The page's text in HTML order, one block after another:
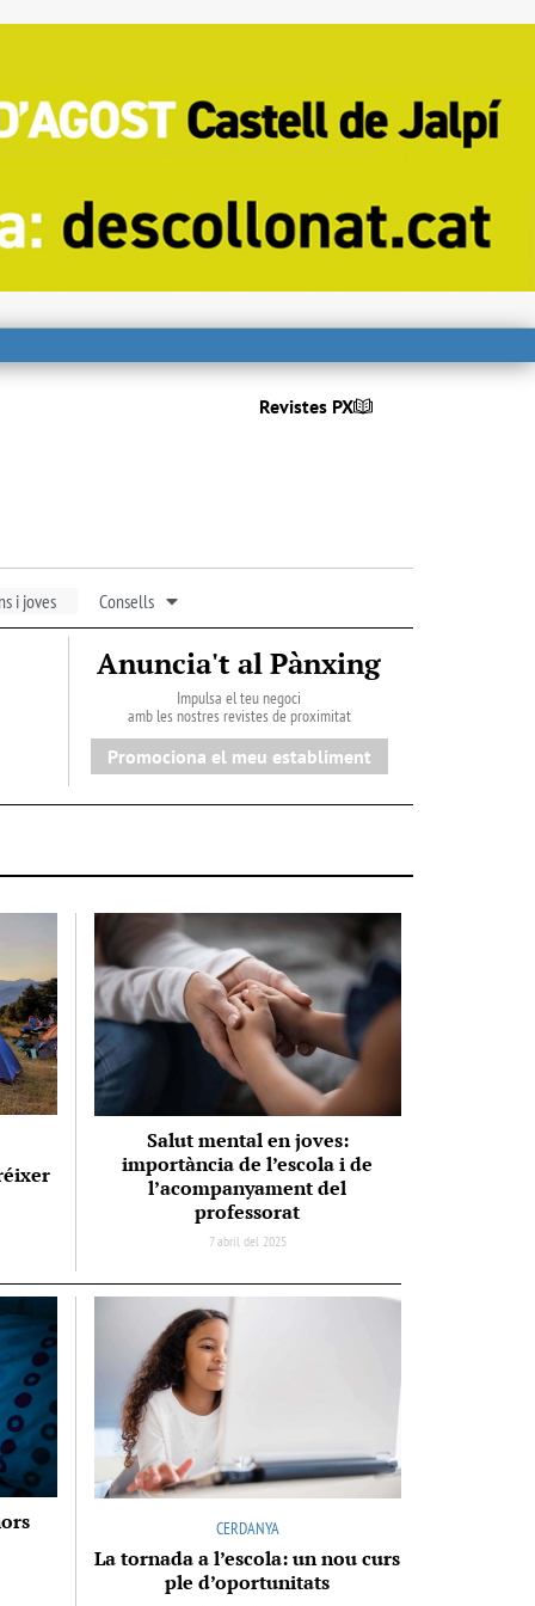
Revistes PX
i joves Consells
Anuncia't al Pànxing
Impulsa el teu negoci
amb les nostres revistes de proximitat
Promociona el meu establiment
Salut mental en joves:
importància de l’escola i de
l’acompanyament del
professorat
7 abril del 2025
CERDANYA
La tornada a l’escola: un nou curs
ple d’oportunitats